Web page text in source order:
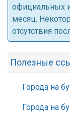
официальных
месяц.
отсутствия
Полезные
Города на
Города на